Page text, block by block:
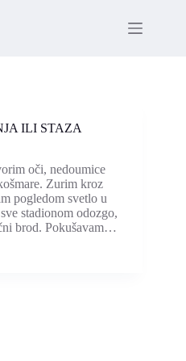
ILI STAZA
oči, nedoumice
Zurim kroz
pogledom svetlo u
stadionom odozgo,
brod. Pokušavam…